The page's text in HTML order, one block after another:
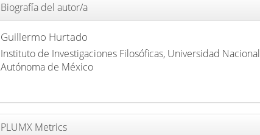
Biografía del autor/a
Guillermo Hurtado
Instituto de Investigaciones Filosóficas, Universidad Nacional
Autónoma de México
PLUMX Metrics